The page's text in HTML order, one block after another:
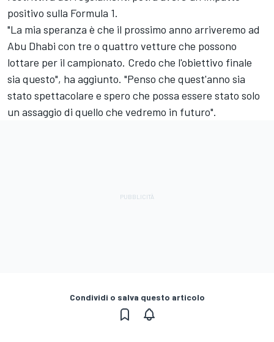
positivo sulla Formula 1.
"La mia speranza è che il prossimo anno arriveremo ad
Abu Dhabi con tre o quattro vetture che possono
lottare per il campionato. Credo che l'obiettivo finale
sia questo", ha aggiunto. "Penso che quest'anno sia
stato spettacolare e spero che possa essere stato solo
un assaggio di quello che vedremo in futuro".
Condividi o salva questo articolo